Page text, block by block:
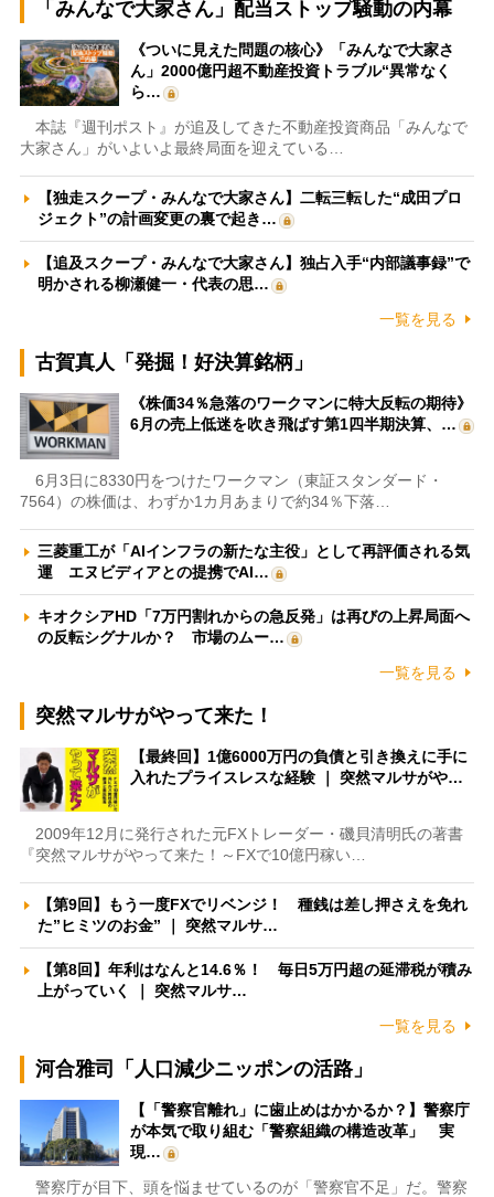
「みんなで大家さん」配当ストップ騒動の内幕
《ついに見えた問題の核心》「みんなで大家さ
ん」2000億円超不動産投資トラブル“異常なく
ら…
本誌『週刊ポスト』が追及してきた不動産投資商品「みんなで
大家さん」がいよいよ最終局面を迎えている…
【独走スクープ・みんなで大家さん】二転三転した“成田プロ
ジェクト”の計画変更の裏で起き…
【追及スクープ・みんなで大家さん】独占入手“内部議事録”で
明かされる柳瀬健一・代表の思…
一覧を見る
古賀真人「発掘！好決算銘柄」
《株価34％急落のワークマンに特大反転の期待》
6月の売上低迷を吹き飛ばす第1四半期決算、…
6月3日に8330円をつけたワークマン（東証スタンダード・
7564）の株価は、わずか1カ月あまりで約34％下落…
三菱重工が「AIインフラの新たな主役」として再評価される気
運 エヌビディアとの提携でAI…
キオクシアHD「7万円割れからの急反発」は再びの上昇局面へ
の反転シグナルか？ 市場のムー…
一覧を見る
突然マルサがやって来た！
【最終回】1億6000万円の負債と引き換えに手に
入れたプライスレスな経験 ｜ 突然マルサがや…
2009年12月に発行された元FXトレーダー・磯貝清明氏の著書
『突然マルサがやって来た！～FXで10億円稼い…
【第9回】もう一度FXでリベンジ！ 種銭は差し押さえを免れ
た”ヒミツのお金” ｜ 突然マルサ…
【第8回】年利はなんと14.6％！ 毎日5万円超の延滞税が積み
上がっていく ｜ 突然マルサ…
一覧を見る
河合雅司「人口減少ニッポンの活路」
【「警察官離れ」に歯止めはかかるか？】警察庁
が本気で取り組む「警察組織の構造改革」 実
現…
警察庁が目下、頭を悩ませているのが「警察官不足」だ。警察